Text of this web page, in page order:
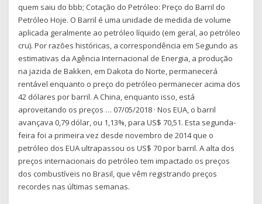
quem saiu do bbb; Cotação do Petróleo: Preço do Barril do
Petróleo Hoje. O Barril é uma unidade de medida de volume
aplicada geralmente ao petróleo líquido (em geral, ao petróleo
cru). Por razões históricas, a correspondência em Segundo as
estimativas da Agência Internacional de Energia, a produção
na jazida de Bakken, em Dakota do Norte, permanecerá
rentável enquanto o preço do petróleo permanecer acima dos
42 dólares por barril. A China, enquanto isso, está
aproveitando os preços … 07/05/2018 · Nos EUA, o barril
avançava 0,79 dólar, ou 1,13%, para US$ 70,51. Esta segunda-
feira foi a primeira vez desde novembro de 2014 que o
petróleo dos EUA ultrapassou os US$ 70 por barril. A alta dos
preços internacionais do petróleo tem impactado os preços
dos combustíveis no Brasil, que vêm registrando preços
recordes nas últimas semanas.